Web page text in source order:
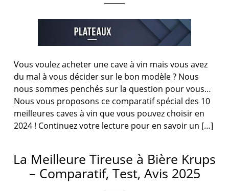
Vous voulez acheter une cave à vin mais vous avez
du mal à vous décider sur le bon modèle ? Nous
nous sommes penchés sur la question pour vous…
Nous vous proposons ce comparatif spécial des 10
meilleures caves à vin que vous pouvez choisir en
2024 ! Continuez votre lecture pour en savoir un […]
La Meilleure Tireuse à Bière Krups
– Comparatif, Test, Avis 2025